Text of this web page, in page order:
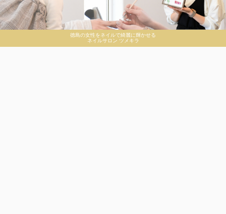
徳島の女性をネイルで綺麗に輝かせる
ネイルサロン ツメキラ